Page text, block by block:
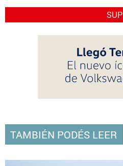
SUP
TAMBIÉN PODÉS LEER